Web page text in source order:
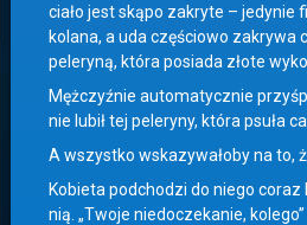
ciało jest skąpo zakryte – jedynie
kolana, a uda częściowo zakrywa
peleryną, która posiada złote
Mężczyźnie automatycznie
nie lubił tej peleryny, która psuła
A wszystko wskazywałoby na to,
Kobieta podchodzi do niego
nią. „Twoje niedoczekanie,